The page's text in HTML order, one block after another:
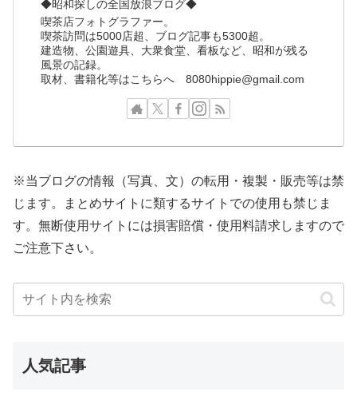
◆昭和探しの全国放浪ブログ◆
喫茶店フォトグラファー。
喫茶訪問は5000店超、ブログ記事も5300超。
建造物、公園遊具、大衆食堂、看板など、昭和が残る
風景の記録。
取材、書籍化等はこちらへ 8080hippie@gmail.com
※当ブログの情報（写真、文）の転用・複製・販売等は禁
じます。まとめサイトに類するサイトでの使用も禁じま
す。無断使用サイトには損害賠償・使用料請求しますので
ご注意下さい。
人気記事